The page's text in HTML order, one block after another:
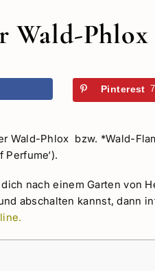
Wald-Phlox
Pinterest 7
Wald-Phlox bzw. *Wald-
Perfume‘).
nach einem Garten von
abschalten kannst, dann